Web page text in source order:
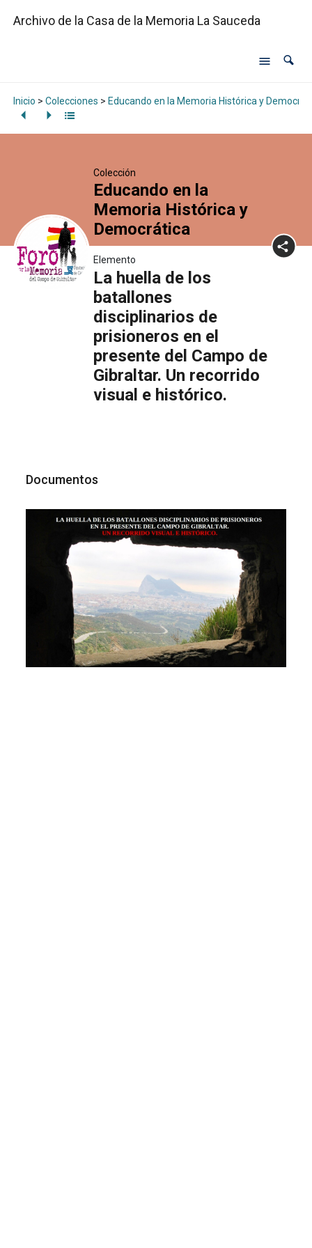
Archivo de la Casa de la Memoria La Sauceda
Inicio > Colecciones > Educando en la Memoria Histórica y
Colección
Educando en la
Memoria Histórica y
Democrática
Elemento
La huella de los
batallones
disciplinarios de
prisioneros en el
presente del Campo de
Gibraltar. Un recorrido
visual e histórico.
Documentos